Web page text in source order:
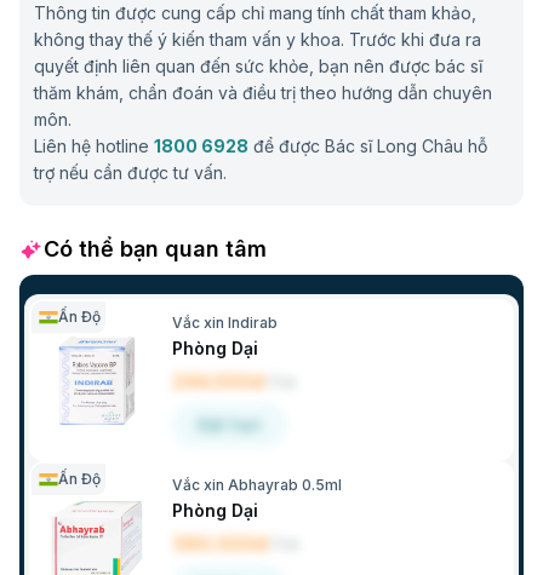
Thông tin được cung cấp chỉ mang tính chất tham khảo,
không thay thế ý kiến tham vấn y khoa. Trước khi đưa ra
quyết định liên quan đến sức khỏe, bạn nên được bác sĩ
thăm khám, chẩn đoán và điều trị theo hướng dẫn chuyên
môn.
Liên hệ hotline 1800 6928 để được Bác sĩ Long Châu hỗ
trợ nếu cần được tư vấn.
Có thể bạn quan tâm
Ấn Độ Vắc xin Indirab
Phòng Dại
244.000đ
Đặt hẹn
Ấn Độ Vắc xin Abhayrab 0.5ml
Phòng Dại
390.000đ